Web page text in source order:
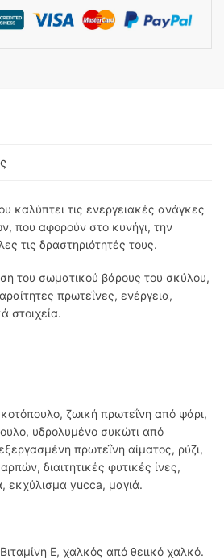
καλύπτει τις ενεργειακές ανάγκες
που αφορούν στο κυνήγι, την
τις δραστηριότητές τους.
του σωματικού βάρους του σκύλου,
πρωτεΐνες, ενέργεια,
στοιχεία.
ζωική πρωτεΐνη από ψάρι,
υδρολυμένο συκώτι από
πρωτεΐνη αίματος, ρύζι,
διαιτητικές φυτικές ίνες,
εκχύλισμα yucca, μαγιά.
E, χαλκός από θειικό χαλκό.